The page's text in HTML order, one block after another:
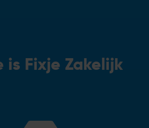
is Fixje Zakelijk